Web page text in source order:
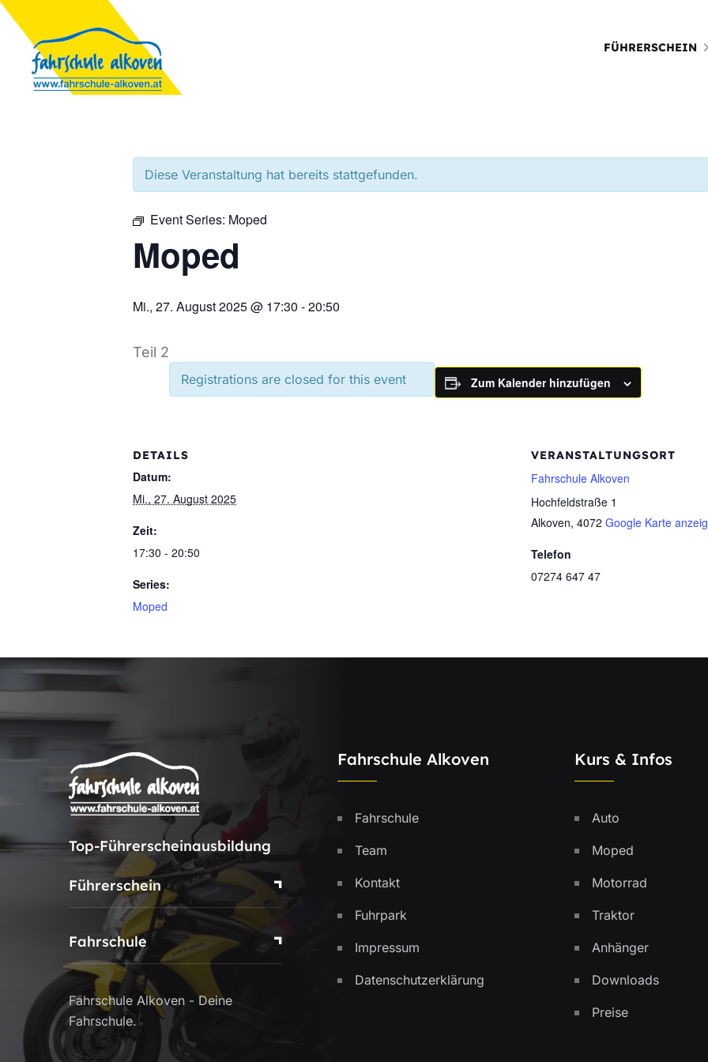
FÜHRERSCHEIN
Diese Veranstaltung hat bereits stattgefunden.
Event Series: Moped
Moped
Mi., 27. August 2025 @ 17:30 -20:50
Teil 2
Registrations are closed for this event Zum Kalender hinzufügen
DETAILS
Datum:
Mi., 27. August 2025
Zeit:
17:30 - 20:50
Series:
Moped
VERANSTALTUNGSORT
Fahrschule Alkoven
Hochfeldstraße 1
Alkoven, 4072 Google Karte
Telefon
07274 647 47
Top-Führerscheinausbildung
Führerschein
Fahrschule
Fahrschule Alkoven - Deine
Fahrschule.
Fahrschule Alkoven
Fahrschule
Team
Kontakt
Fuhrpark
Impressum
Datenschutzerklärung
Kurs & Infos
Auto
Moped
Motorrad
Traktor
Anhänger
Downloads
Preise